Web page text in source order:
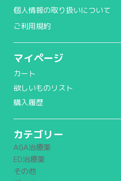
個人情報の取り扱いについて
ご利用規約
マイページ
カート
欲しいものリスト
購入履歴
カテゴリー
AGA治療薬
ED治療薬
その他